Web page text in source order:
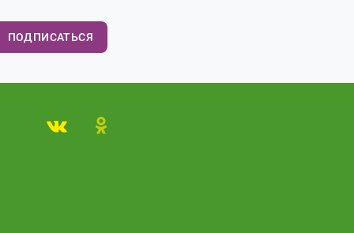
ПОДПИСАТЬСЯ